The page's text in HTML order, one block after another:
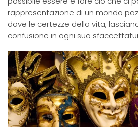
rappresentazione di un mondo
dove le certezze della vita,
confusione in ogni suo